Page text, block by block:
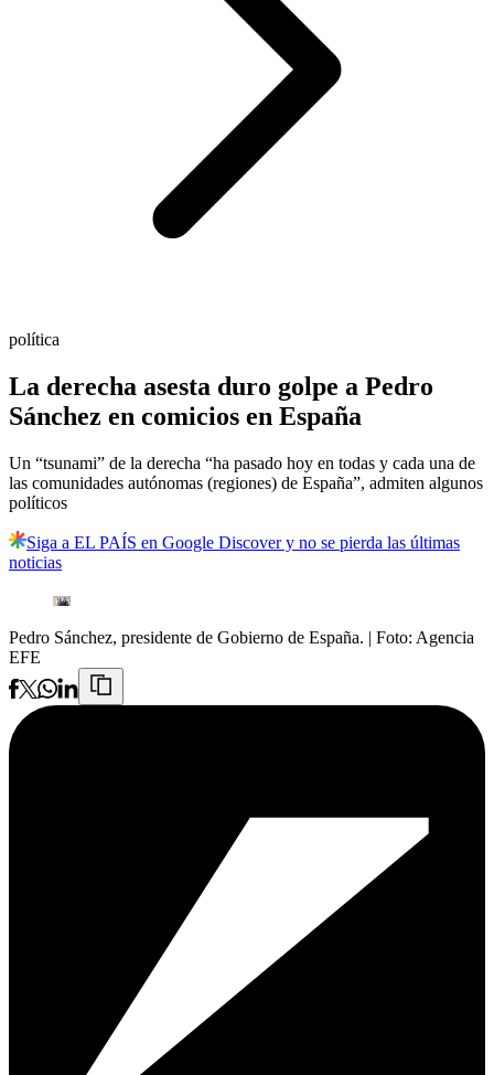
política
La derecha asesta duro golpe a Pedro
Sánchez en comicios en España
Un “tsunami” de la derecha “ha pasado hoy en todas y cada una de
las comunidades autónomas (regiones) de España”, admiten algunos
políticos
Siga a EL PAÍS en Google Discover y no se pierda las últimas
noticias
Pedro Sánchez, presidente de Gobierno de España. | Foto: Agencia
EFE